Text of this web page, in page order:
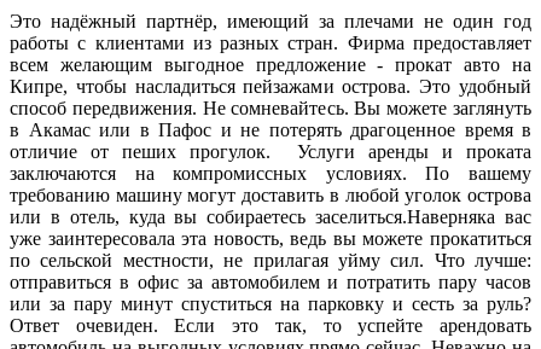
Это надёжный партнёр, имеющий за плечами не один год
работы с клиентами из разных стран. Фирма предоставляет
всем желающим выгодное предложение - прокат авто на
Кипре, чтобы насладиться пейзажами острова. Это удобный
способ передвижения. Не сомневайтесь. Вы можете заглянуть
в Акамас или в Пафос и не потерять драгоценное время в
отличие от пеших прогулок. Услуги аренды и проката
заключаются на компромиссных условиях. По вашему
требованию машину могут доставить в любой уголок острова
или в отель, куда вы собираетесь заселиться.Наверняка вас
уже заинтересовала эта новость, ведь вы можете прокатиться
по сельской местности, не прилагая уйму сил. Что лучше:
отправиться в офис за автомобилем и потратить пару часов
или за пару минут спуститься на парковку и сесть за руль?
Ответ очевиден. Если это так, то успейте арендовать